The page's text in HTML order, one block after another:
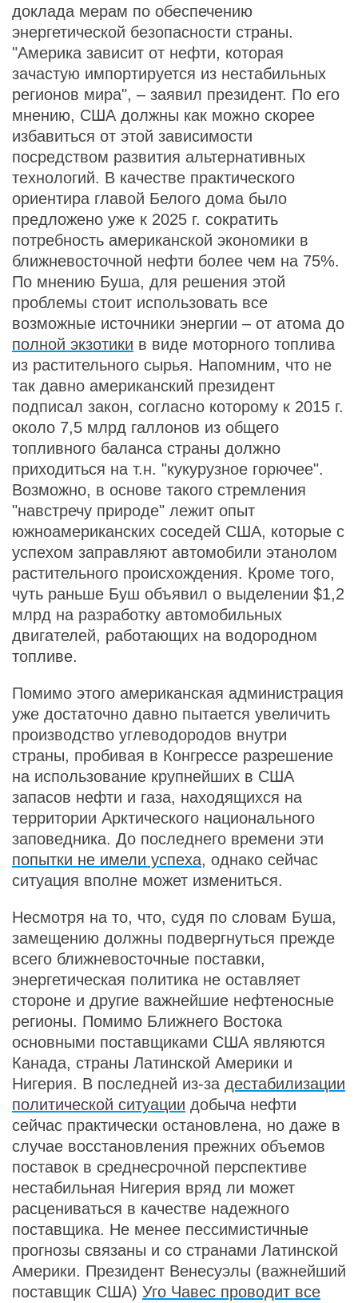
доклада мерам по обеспечению
энергетической безопасности страны.
"Америка зависит от нефти, которая
зачастую импортируется из нестабильных
регионов мира", – заявил президент. По его
мнению, США должны как можно скорее
избавиться от этой зависимости
посредством развития альтернативных
технологий. В качестве практического
ориентира главой Белого дома было
предложено уже к 2025 г. сократить
потребность американской экономики в
ближневосточной нефти более чем на 75%.
По мнению Буша, для решения этой
проблемы стоит использовать все
возможные источники энергии – от атома до
полной экзотики в виде моторного топлива
из растительного сырья. Напомним, что не
так давно американский президент
подписал закон, согласно которому к 2015 г.
около 7,5 млрд галлонов из общего
топливного баланса страны должно
приходиться на т.н. "кукурузное горючее".
Возможно, в основе такого стремления
"навстречу природе" лежит опыт
южноамериканских соседей США, которые с
успехом заправляют автомобили этанолом
растительного происхождения. Кроме того,
чуть раньше Буш объявил о выделении $1,2
млрд на разработку автомобильных
двигателей, работающих на водородном
топливе.
Помимо этого американская администрация
уже достаточно давно пытается увеличить
производство углеводородов внутри
страны, пробивая в Конгрессе разрешение
на использование крупнейших в США
запасов нефти и газа, находящихся на
территории Арктического национального
заповедника. До последнего времени эти
попытки не имели успеха, однако сейчас
ситуация вполне может измениться.
Несмотря на то, что, судя по словам Буша,
замещению должны подвергнуться прежде
всего ближневосточные поставки,
энергетическая политика не оставляет
стороне и другие важнейшие нефтеносные
регионы. Помимо Ближнего Востока
основными поставщиками США являются
Канада, страны Латинской Америки и
Нигерия. В последней из-за дестабилизации
политической ситуации добыча нефти
сейчас практически остановлена, но даже в
случае восстановления прежних объемов
поставок в среднесрочной перспективе
нестабильная Нигерия вряд ли может
расцениваться в качестве надежного
поставщика. Не менее пессимистичные
прогнозы связаны и со странами Латинской
Америки. Президент Венесуэлы (важнейший
поставщик США) Уго Чавес проводит все